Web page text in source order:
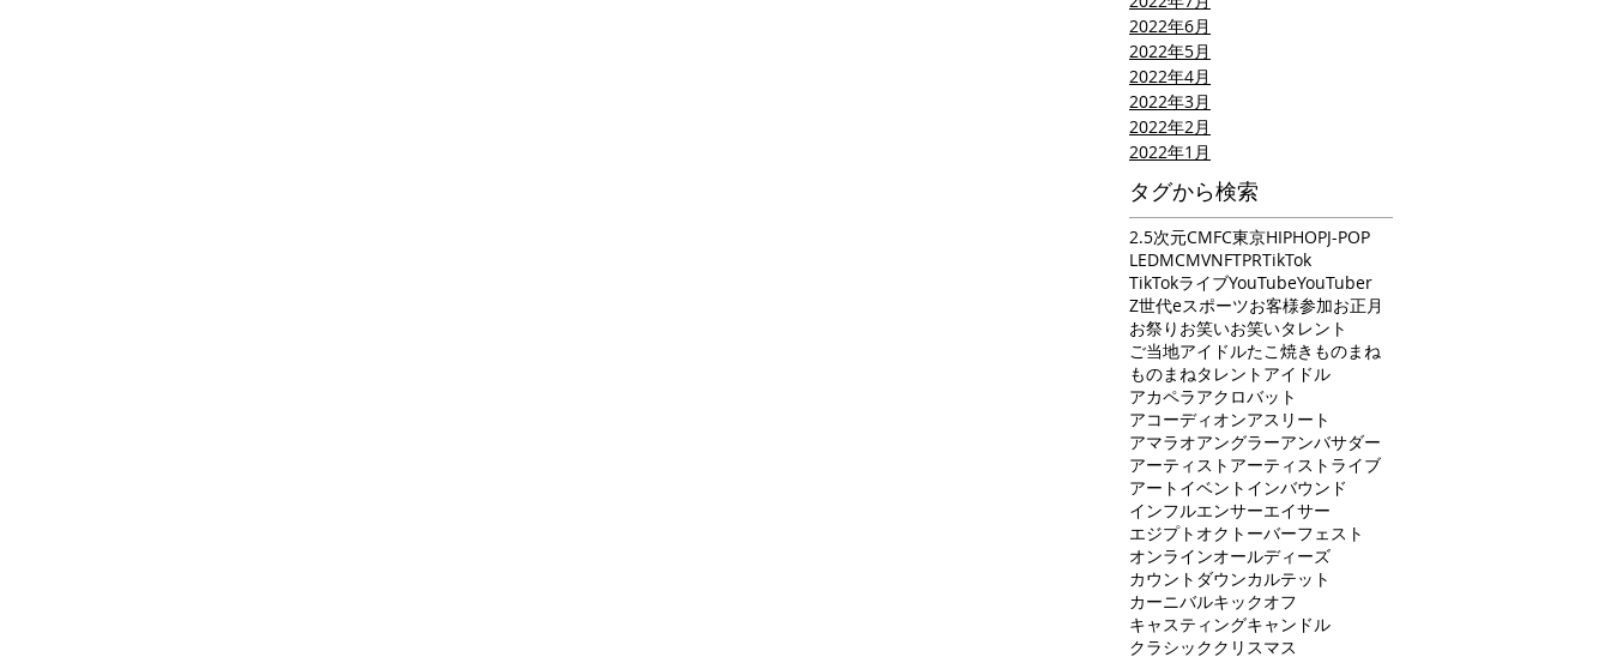
2022年6月
2022年5月
2022年4月
2022年3月
2022年2月
2022年1月
タグから検索
2.5次元CMFC東京HIPHOPJ-POP
LEDMCMVNFTPRTikTok
TikTokライブYouTubeYouTuber
Z世代eスポーツお客様参加お正月
お祭り お笑いお笑いタレント
ご当地アイドルたこ焼き ものまね
ものまねタレント アイドル
アカペラアクロバット
アコーディオンアスリート
アマラオアングラーアンバサダー
アーティスト アーティストライブ
アート イベント インバウンド
インフルエンサーエイサー
エジプト オクトーバーフェスト
オンラインオールディーズ
カウントダウンカルテット
カーニバルキックオフ
キャスティングキャンドル
クラシッククリスマス